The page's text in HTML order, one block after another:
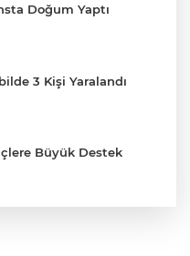
Doğum Yaptı
3 Kişi Yaralandı
Büyük Destek